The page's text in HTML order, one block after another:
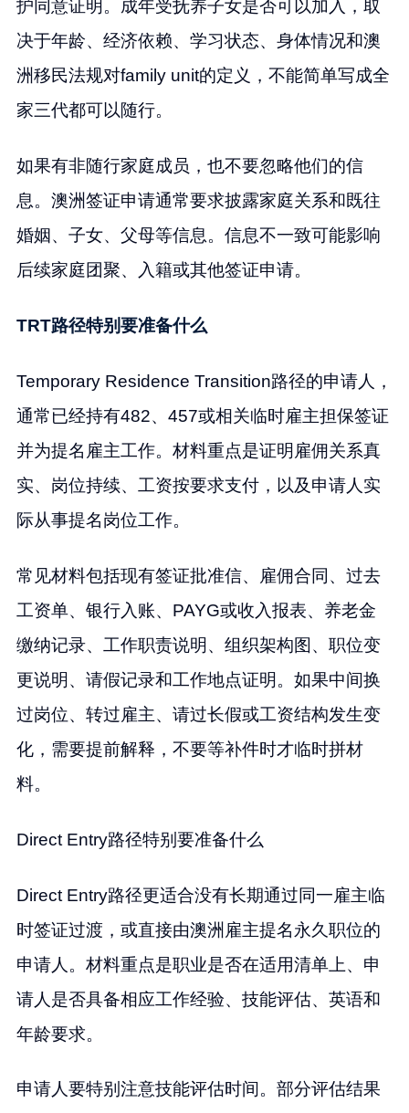
护同意证明。成年受抚养子女是否可以加入，取
决于年龄、经济依赖、学习状态、身体情况和澳
洲移民法规对family unit的定义，不能简单写成全
家三代都可以随行。
如果有非随行家庭成员，也不要忽略他们的信
息。澳洲签证申请通常要求披露家庭关系和既往
婚姻、子女、父母等信息。信息不一致可能影响
后续家庭团聚、入籍或其他签证申请。
TRT路径特别要准备什么
Temporary Residence Transition路径的申请人，
通常已经持有482、457或相关临时雇主担保签证
并为提名雇主工作。材料重点是证明雇佣关系真
实、岗位持续、工资按要求支付，以及申请人实
际从事提名岗位工作。
常见材料包括现有签证批准信、雇佣合同、过去
工资单、银行入账、PAYG或收入报表、养老金
缴纳记录、工作职责说明、组织架构图、职位变
更说明、请假记录和工作地点证明。如果中间换
过岗位、转过雇主、请过长假或工资结构发生变
化，需要提前解释，不要等补件时才临时拼材
料。
Direct Entry路径特别要准备什么
Direct Entry路径更适合没有长期通过同一雇主临
时签证过渡，或直接由澳洲雇主提名永久职位的
申请人。材料重点是职业是否在适用清单上、申
请人是否具备相应工作经验、技能评估、英语和
年龄要求。
申请人要特别注意技能评估时间。部分评估结果